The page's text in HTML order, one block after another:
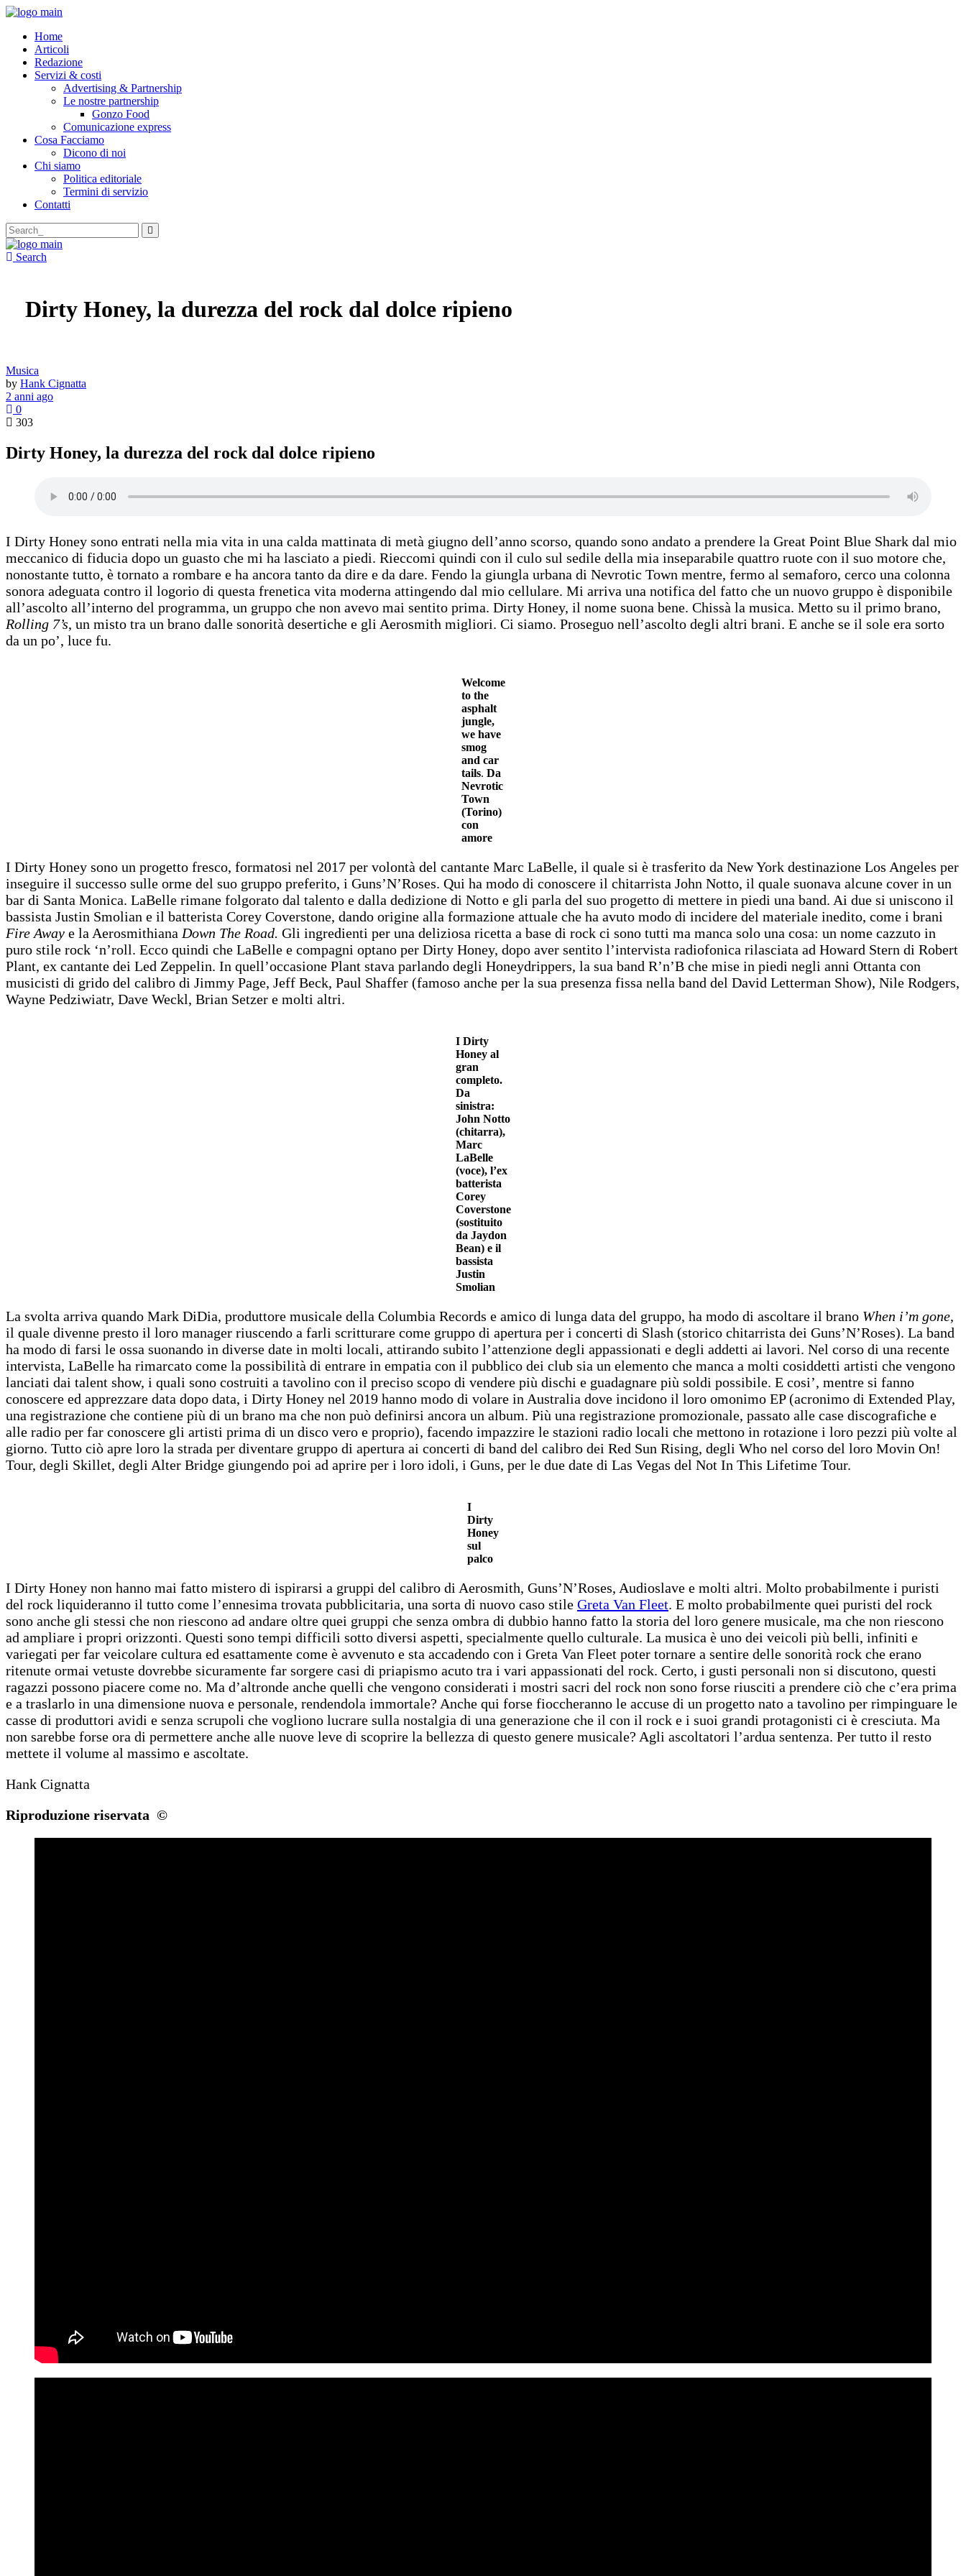
Home
Articoli
Redazione
Servizi & costi
Advertising & Partnership
Le nostre partnership
Gonzo Food
Comunicazione express
Cosa Facciamo
Dicono di noi
Chi siamo
Politica editoriale
Termini di servizio
Contatti
Search
for:
Search
Dirty Honey, la durezza del rock dal dolce ripieno
Musica
by Hank Cignatta
2 anni ago
0
303
Dirty Honey, la durezza del rock dal dolce ripieno
I Dirty Honey sono entrati nella mia vita in una calda mattinata di metà giugno dell’anno scorso, quando sono andato a prendere la Great Point Blue Shark dal mio
meccanico di fiducia dopo un guasto che mi ha lasciato a piedi. Rieccomi quindi con il culo sul sedile della mia inseparabile quattro ruote con il suo motore che,
nonostante tutto, è tornato a rombare e ha ancora tanto da dire e da dare. Fendo la giungla urbana di Nevrotic Town mentre, fermo al semaforo, cerco una colonna
sonora adeguata contro il logorio di questa frenetica vita moderna attingendo dal mio cellulare. Mi arriva una notifica del fatto che un nuovo gruppo è disponibile
all’ascolto all’interno del programma, un gruppo che non avevo mai sentito prima. Dirty Honey, il nome suona bene. Chissà la musica. Metto su il primo brano,
Rolling 7’s, un misto tra un brano dalle sonorità desertiche e gli Aerosmith migliori. Ci siamo. Proseguo nell’ascolto degli altri brani. E anche se il sole era sorto
da un po’, luce fu.
Welcome
to the
asphalt
jungle,
we have
smog
and car
tails. Da
Nevrotic
Town
(Torino)
con
amore
I Dirty Honey sono un progetto fresco, formatosi nel 2017 per volontà del cantante Marc LaBelle, il quale si è trasferito da New York destinazione Los Angeles per
inseguire il successo sulle orme del suo gruppo preferito, i Guns’N’Roses. Qui ha modo di conoscere il chitarrista John Notto, il quale suonava alcune cover in un
bar di Santa Monica. LaBelle rimane folgorato dal talento e dalla dedizione di Notto e gli parla del suo progetto di mettere in piedi una band. Ai due si uniscono il
bassista Justin Smolian e il batterista Corey Coverstone, dando origine alla formazione attuale che ha avuto modo di incidere del materiale inedito, come i brani
Fire Away e la Aerosmithiana Down The Road. Gli ingredienti per una deliziosa ricetta a base di rock ci sono tutti ma manca solo una cosa: un nome cazzuto in
puro stile rock ‘n’roll. Ecco quindi che LaBelle e compagni optano per Dirty Honey, dopo aver sentito l’intervista radiofonica rilasciata ad Howard Stern di Robert
Plant, ex cantante dei Led Zeppelin. In quell’occasione Plant stava parlando degli Honeydrippers, la sua band R’n’B che mise in piedi negli anni Ottanta con
musicisti di grido del calibro di Jimmy Page, Jeff Beck, Paul Shaffer (famoso anche per la sua presenza fissa nella band del David Letterman Show), Nile Rodgers,
Wayne Pedziwiatr, Dave Weckl, Brian Setzer e molti altri.
I Dirty
Honey al
gran
completo.
Da
sinistra:
John Notto
(chitarra),
Marc
LaBelle
(voce), l’ex
batterista
Corey
Coverstone
(sostituito
da Jaydon
Bean) e il
bassista
Justin
Smolian
La svolta arriva quando Mark DiDia, produttore musicale della Columbia Records e amico di lunga data del gruppo, ha modo di ascoltare il brano When i’m gone,
il quale divenne presto il loro manager riuscendo a farli scritturare come gruppo di apertura per i concerti di Slash (storico chitarrista dei Guns’N’Roses). La band
ha modo di farsi le ossa suonando in diverse date in molti locali, attirando subito l’attenzione degli appassionati e degli addetti ai lavori. Nel corso di una recente
intervista, LaBelle ha rimarcato come la possibilità di entrare in empatia con il pubblico dei club sia un elemento che manca a molti cosiddetti artisti che vengono
lanciati dai talent show, i quali sono costruiti a tavolino con il preciso scopo di vendere più dischi e guadagnare più soldi possibile. E cosi’, mentre si fanno
conoscere ed apprezzare data dopo data, i Dirty Honey nel 2019 hanno modo di volare in Australia dove incidono il loro omonimo EP (acronimo di Extended Play,
una registrazione che contiene più di un brano ma che non può definirsi ancora un album. Più una registrazione promozionale, passato alle case discografiche e
alle radio per far conoscere gli artisti prima di un disco vero e proprio), facendo impazzire le stazioni radio locali che mettono in rotazione i loro pezzi più volte al
giorno. Tutto ciò apre loro la strada per diventare gruppo di apertura ai concerti di band del calibro dei Red Sun Rising, degli Who nel corso del loro Movin On!
Tour, degli Skillet, degli Alter Bridge giungendo poi ad aprire per i loro idoli, i Guns, per le due date di Las Vegas del Not In This Lifetime Tour.
I
Dirty
Honey
sul
palco
I Dirty Honey non hanno mai fatto mistero di ispirarsi a gruppi del calibro di Aerosmith, Guns’N’Roses, Audioslave e molti altri. Molto probabilmente i puristi
del rock liquideranno il tutto come l’ennesima trovata pubblicitaria, una sorta di nuovo caso stile Greta Van Fleet. E molto probabilmente quei puristi del rock
sono anche gli stessi che non riescono ad andare oltre quei gruppi che senza ombra di dubbio hanno fatto la storia del loro genere musicale, ma che non riescono
ad ampliare i propri orizzonti. Questi sono tempi difficili sotto diversi aspetti, specialmente quello culturale. La musica è uno dei veicoli più belli, infiniti e
variegati per far veicolare cultura ed esattamente come è avvenuto e sta accadendo con i Greta Van Fleet poter tornare a sentire delle sonorità rock che erano
ritenute ormai vetuste dovrebbe sicuramente far sorgere casi di priapismo acuto tra i vari appassionati del rock. Certo, i gusti personali non si discutono, questi
ragazzi possono piacere come no. Ma d’altronde anche quelli che vengono considerati i mostri sacri del rock non sono forse riusciti a prendere ciò che c’era prima
e a traslarlo in una dimensione nuova e personale, rendendola immortale? Anche qui forse fioccheranno le accuse di un progetto nato a tavolino per rimpinguare le
casse di produttori avidi e senza scrupoli che vogliono lucrare sulla nostalgia di una generazione che il con il rock e i suoi grandi protagonisti ci è cresciuta. Ma
non sarebbe forse ora di permettere anche alle nuove leve di scoprire la bellezza di questo genere musicale? Agli ascoltatori l’ardua sentenza. Per tutto il resto
mettete il volume al massimo e ascoltate.
Hank Cignatta
Riproduzione riservata ©